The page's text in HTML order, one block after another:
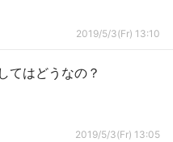
2019/5/3(Fr) 13:10
てはどうなの？
2019/5/3(Fr) 13:05